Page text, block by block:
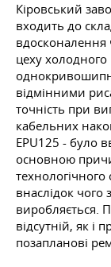
Кіровський
входить до
вдосконалення
цеху
відмінними
точність при
кабельних
EPU125 - було
основною
внаслідок чого
виробляється.
відсутній, як і
позапланові